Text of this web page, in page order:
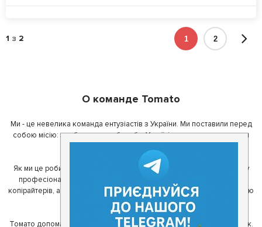
1 з 2 1 2
О команде Tomato
Ми - це невелика команда ентузіастів з України. Ми поставили перед
собою місію: зробити так, щоб де б в Україні ви не знаходилися, ви
Як ми це робимо? Для початку, ми зібрали приголомшливу команду
професіоналів - фахівців з дизайну, програмування, маркетингу,
копірайтерів, а за сумісництвом - любителів гарної їжі. З їх допомогою
ми створили Томато.
Томато допомагає своїм користувачам знайти цікаві місця неподалік.